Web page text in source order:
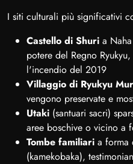
I siti culturali più significativi
Castello di Shuri a
potere del Regno
l'incendio del 2019
Villaggio di Ryukyu
vengono preservate e
Utaki (santuari sacri)
aree boschive o vicino a
Tombe familiari a forma
(kamekobaka),